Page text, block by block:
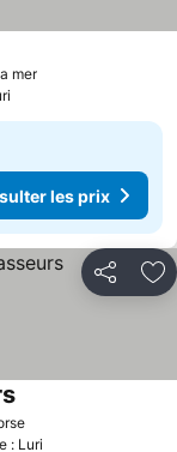
merConsulter les
les prix
Partager
Consulter les
Consulter les prix
: Luri